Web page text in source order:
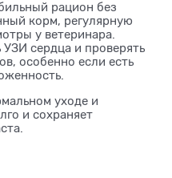
рацион без
корм, регулярную
у ветеринара.
сердца и проверять
особенно если есть
уходе и
и сохраняет